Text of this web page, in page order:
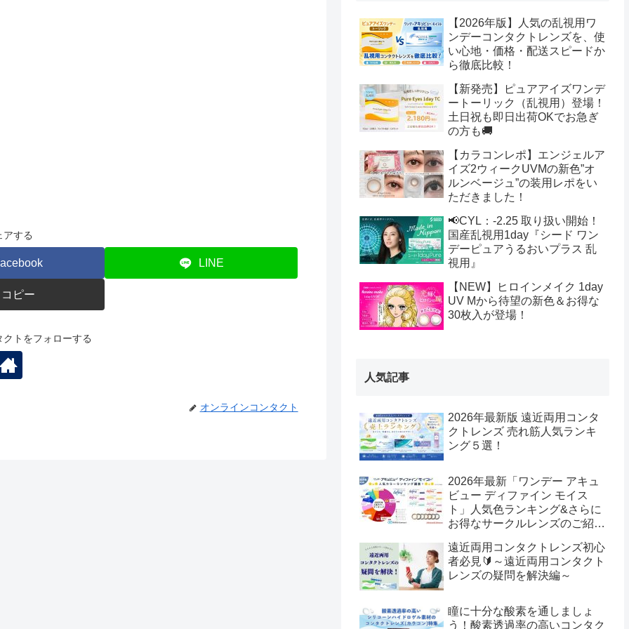
アする
LINE
コピー
トをフォローする
オンラインコンタクト
【2026年版】人気の乱視用ワ
ンデーコンタクトレンズを、使
い心地・価格・配送スピードか
ら徹底比較！
【新発売】ピュアアイズワンデ
ートーリック（乱視用）登場！
土日祝も即日出荷OKでお急ぎ
の方も🚚
【カラコンレポ】エンジェルア
イズ2ウィークUVMの新色”オ
ルンベージュ”の装用レポをい
ただきました！
📢CYL：-2.25 取り扱い開始！
国産乱視用1day『シード ワン
デーピュアうるおいプラス 乱
視用』
【NEW】ヒロインメイク 1day
UV Mから待望の新色＆お得な
30枚入が登場！
人気記事
2026年最新版 遠近両用コンタ
クトレンズ 売れ筋人気ランキ
ング５選！
2026年最新「ワンデー アキュ
ビュー ディファイン モイス
ト」人気色ランキング&さらに
お得なサークルレンズのご紹
遠近両用コンタクトレンズ初心
者必見🔰～遠近両用コンタクト
レンズの疑問を解決編～
瞳に十分な酸素を通しましょ
う！酸素透過率の高いコンタク